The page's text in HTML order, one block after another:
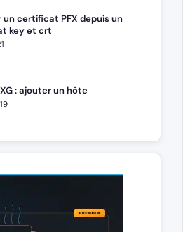
un certificat PFX depuis un
key et crt
: ajouter un hôte